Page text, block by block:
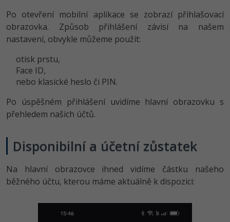
Copywriter
WordPress specialista
SEO specialista
Algoritmy -41%
Umělá inteligence (AI) -10%
Pro děti
Fórum
Time management
Windows
Linux
Kybernetická bezpečnost
Elektronický podpis
HTML/CSS
Příběhy absolventů
Po otevření mobilní aplikace se zobrazí přihlašovací
obrazovka. Způsob přihlášení závisí na našem
nastavení, obvykle můžeme použít:
otisk prstu,
Face ID,
nebo klasické heslo či PIN.
Po úspěšném přihlášení uvidíme hlavní obrazovku s
přehledem našich účtů.
Disponibilní a účetní zůstatek
Na hlavní obrazovce ihned vidíme částku našeho
běžného účtu, kterou máme aktuálně k dispozici: